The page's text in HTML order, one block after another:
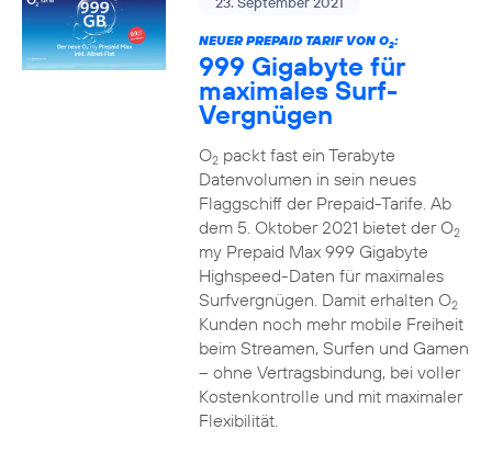
NEUER PREPAID TARIF VON O2:
999 Gigabyte für
maximales Surf-
Vergnügen
O2packt fast ein Terabyte
Datenvolumen in sein neues
Flaggschiff der Prepaid-Tarife. Ab
dem 5. Oktober 2021 bietet der O2
my Prepaid Max 999 Gigabyte
Highspeed-Daten für maximales
Surfvergnügen. Damit erhalten O2
Kunden noch mehr mobile Freiheit
beim Streamen, Surfen und Gamen
– ohne Vertragsbindung, bei voller
Kostenkontrolle und mit maximaler
Flexibilität.